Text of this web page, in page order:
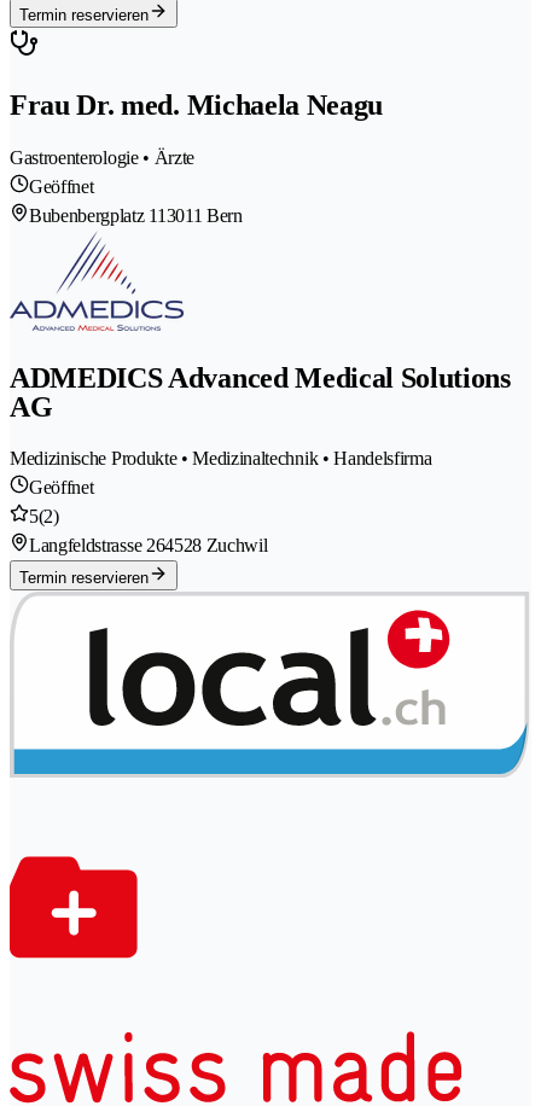
Termin reservieren
Frau Dr. med. Michaela Neagu
Gastroenterologie • Ärzte
Geöffnet
Bubenbergplatz 113011 Bern
ADMEDICS Advanced Medical Solutions
AG
Medizinische Produkte • Medizinaltechnik • Handelsfirma
Geöffnet
5(2)
Langfeldstrasse 264528 Zuchwil
Termin reservieren